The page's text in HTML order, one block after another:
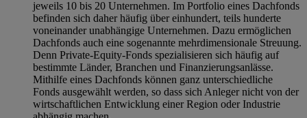
jeweils 10 bis 20 Unternehmen. Im Portfolio eines Dachfonds
befinden sich daher häufig über einhundert, teils hunderte
voneinander unabhängige Unternehmen. Dazu ermöglichen
Dachfonds auch eine sogenannte mehrdimensionale Streuung.
Denn Private-Equity-Fonds spezialisieren sich häufig auf
bestimmte Länder, Branchen und Finanzierungsanlässe.
Mithilfe eines Dachfonds können ganz unterschiedliche
Fonds ausgewählt werden, so dass sich Anleger nicht von der
wirtschaftlichen Entwicklung einer Region oder Industrie